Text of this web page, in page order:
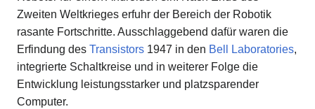
Zweiten Weltkrieges erfuhr der Bereich der Robotik
rasante Fortschritte. Ausschlaggebend dafür waren die
Erfindung des Transistors 1947 in den Bell Laboratories,
integrierte Schaltkreise und in weiterer Folge die
Entwicklung leistungsstarker und platzsparender
Computer.